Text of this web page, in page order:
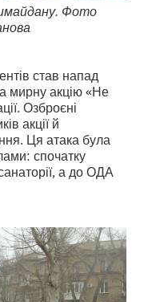
Фото
став напад
мирну акцію «Не
Озброєні
акції й
Ця атака була
спочатку
а до ОДА